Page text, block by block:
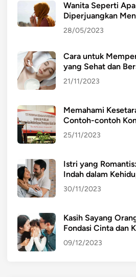
Wanita Seperti
Diperjuangkan
28/05/2023
Cara untuk
yang Sehat dan
21/11/2023
Memahami
Contoh-contoh
25/11/2023
Istri yang
Indah dalam
30/11/2023
Kasih Sayang
Fondasi Cinta dan
09/12/2023